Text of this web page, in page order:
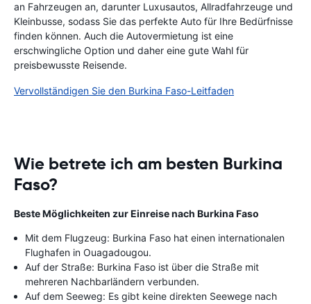
an Fahrzeugen an, darunter Luxusautos, Allradfahrzeuge und
Kleinbusse, sodass Sie das perfekte Auto für Ihre Bedürfnisse
finden können. Auch die Autovermietung ist eine
erschwingliche Option und daher eine gute Wahl für
preisbewusste Reisende.
Vervollständigen Sie den Burkina Faso-Leitfaden
Wie betrete ich am besten Burkina
Faso?
Beste Möglichkeiten zur Einreise nach Burkina Faso
Mit dem Flugzeug: Burkina Faso hat einen internationalen
Flughafen in Ouagadougou.
Auf der Straße: Burkina Faso ist über die Straße mit
mehreren Nachbarländern verbunden.
Auf dem Seeweg: Es gibt keine direkten Seewege nach